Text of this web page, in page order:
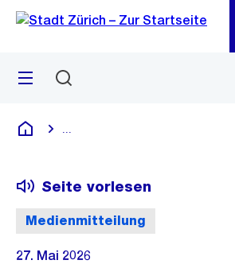
Navigation
Sprunglink
Menü
Deutsch
Medienmitteilung
Seite vorlesen
27. Mai 2026